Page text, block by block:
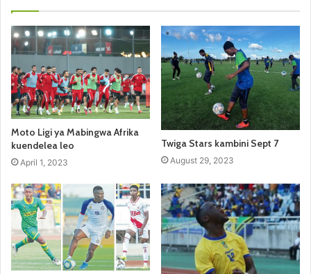
Moto Ligi ya Mabingwa Afrika
kuendelea leo
April 1, 2023
Twiga Stars kambini Sept 7
August 29, 2023